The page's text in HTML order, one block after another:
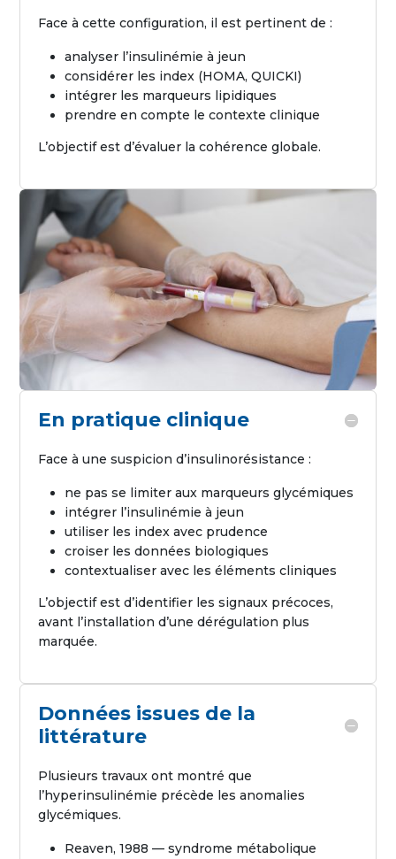
Face à cette configuration, il est pertinent de :
analyser l’insulinémie à jeun
considérer les index (HOMA, QUICKI)
intégrer les marqueurs lipidiques
prendre en compte le contexte clinique
L’objectif est d’évaluer la cohérence globale.
En pratique clinique
Face à une suspicion d’insulinorésistance :
ne pas se limiter aux marqueurs glycémiques
intégrer l’insulinémie à jeun
utiliser les index avec prudence
croiser les données biologiques
contextualiser avec les éléments cliniques
L’objectif est d’identifier les signaux précoces,
avant l’installation d’une dérégulation plus
marquée.
Données issues de la
littérature
Plusieurs travaux ont montré que
l’hyperinsulinémie précède les anomalies
glycémiques.
Reaven, 1988 — syndrome métabolique